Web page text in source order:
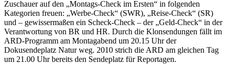
Zuschauer auf den „Montags-Check im Ersten“ in folgenden
Kategorien freuen: „Werbe-Check“ (SWR), „Reise-Check“ (SR)
und – gewissermaßen ein Scheck-Check – der „Geld-Check“ in der
Verantwortung von BR und HR. Durch die Klonsendungen fällt im
ARD-Programm am Montagabend um 20.15 Uhr der
Dokusendeplatz Natur weg. 2010 strich die ARD am gleichen Tag
um 21.00 Uhr bereits den Sendeplatz für Reportagen.